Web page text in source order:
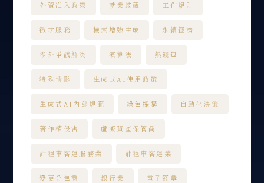
外資准入政策 就業歧視 工作規則
徵才服務 檢索增強生成 永續經濟
涉外爭議解決 演算法 熱錢包
特殊情形 生成式AI使用政策
生成式AI內部規範 綠色採購 自動化決策
著作權侵害 虛擬資產保管商
計程車客運服務業 計程車客運業
變更分包商 銀行業 電子簽章